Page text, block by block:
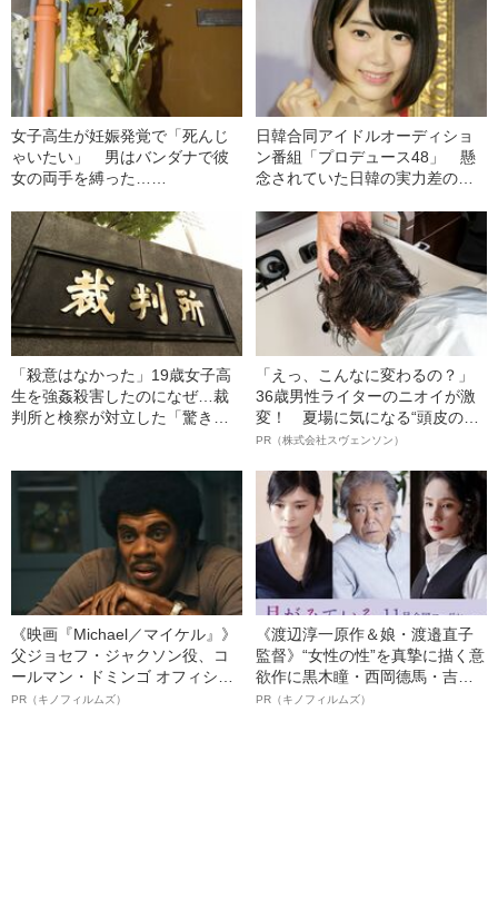
女子高生が妊娠発覚で「死んじ
ゃいたい」 男はバンダナで彼
女の両手を縛った……
日韓合同アイドルオーディショ
ン番組「プロデュース48」 懸
念されていた日韓の実力差のゆ
「殺意はなかった」19歳女子高
生を強姦殺害したのになぜ…裁
判所と検察が対立した「驚きの
「えっ、こんなに変わるの？」
36歳男性ライターのニオイが激
変！ 夏場に気になる“頭皮のニ
オイ”や“ベタつき”を解消す
ト”が生み出した徹底ケアとは
PR（株式会社スヴェンソン）
《映画『Michael／マイケル』》
父ジョセフ・ジャクソン役、コ
ールマン・ドミンゴ オフィシャ
ルインタビュー“観客を魅了した
PR（キノフィルムズ）
《渡辺淳一原作＆娘・渡邉直子
監督》“女性の性”を真摯に描く意
欲作に黒木瞳・西岡德馬・吉田
羊が出演決定！《映画『月がみ
PR（キノフィルムズ）